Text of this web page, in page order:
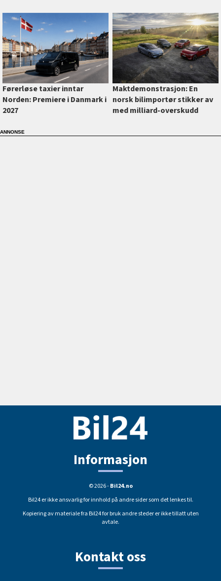
Førerløse taxier inntar
Norden: Premiere i Danmark i
2027
Maktdemonstrasjon: En
norsk bilimportør stikker av
med milliard-overskudd
Informasjon
© 2026 -Bil24.no
Bil24 er ikke ansvarlig for innhold på andre sider som det lenkes til.
Kopiering av materiale fra Bil24 for bruk andre steder er ikke tillatt uten
avtale.
Kontakt oss